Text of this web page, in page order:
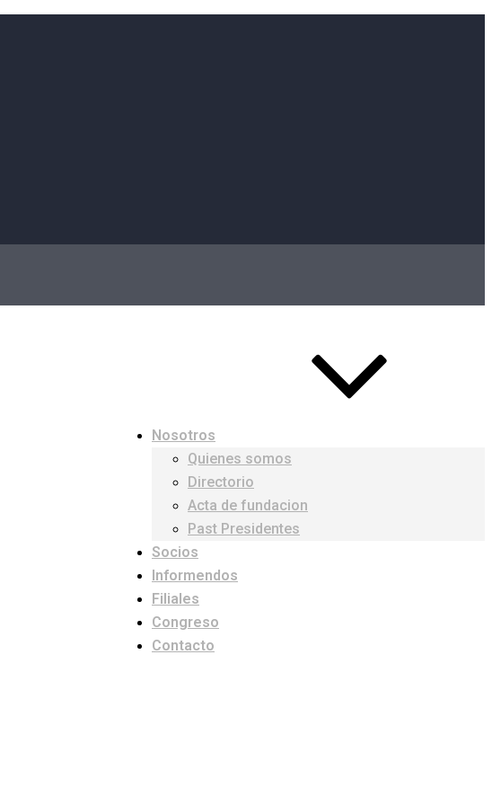
Nosotros
Quienes somos
Directorio
Acta de fundacion
Past Presidentes
Socios
Informendos
Filiales
Congreso
Contacto